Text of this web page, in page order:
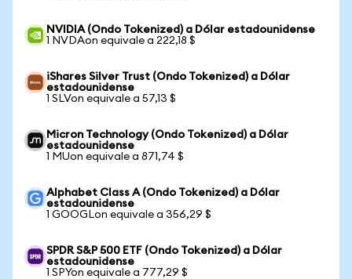
NVIDIA (Ondo Tokenized) a Dólar estadounidense
1 NVDAon equivale a 222,18 $
iShares Silver Trust (Ondo Tokenized) a Dólar
estadounidense
1 SLVon equivale a 57,13 $
Micron Technology (Ondo Tokenized) a Dólar
estadounidense
1 MUon equivale a 871,74 $
Alphabet Class A (Ondo Tokenized) a Dólar
estadounidense
1 GOOGLon equivale a 356,29 $
SPDR S&P 500 ETF (Ondo Tokenized) a Dólar
estadounidense
1 SPYon equivale a 777,29 $